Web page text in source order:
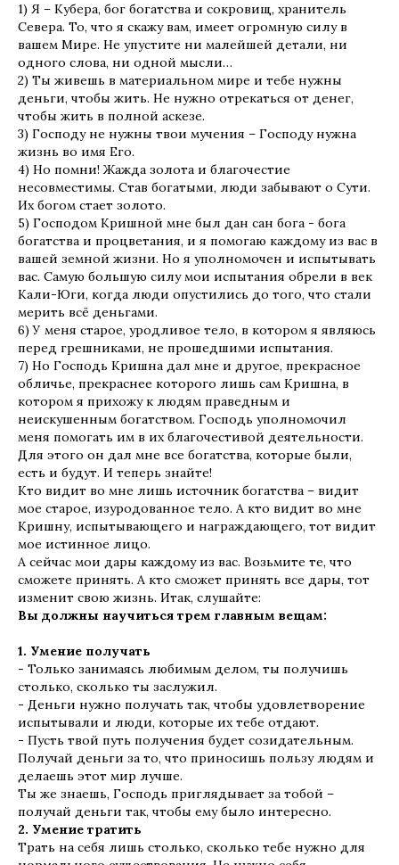
1) Я – Кубера, бог богатства и сокровищ, хранитель
Севера. То, что я скажу вам, имеет огромную силу в
вашем Мире. Не упустите ни малейшей детали, ни
одного слова, ни одной мысли…
2) Ты живешь в материальном мире и тебе нужны
деньги, чтобы жить. Не нужно отрекаться от денег,
чтобы жить в полной аскезе.
3) Господу не нужны твои мучения – Господу нужна
жизнь во имя Его.
4) Но помни! Жажда золота и благочестие
несовместимы. Став богатыми, люди забывают о Сути.
Их богом стает золото.
5) Господом Кришной мне был дан сан бога - бога
богатства и процветания, и я помогаю каждому из вас в
вашей земной жизни. Но я уполномочен и испытывать
вас. Самую большую силу мои испытания обрели в век
Кали-Юги, когда люди опустились до того, что стали
мерить всё деньгами.
6) У меня старое, уродливое тело, в котором я являюсь
перед грешниками, не прошедшими испытания.
7) Но Господь Кришна дал мне и другое, прекрасное
обличье, прекраснее которого лишь сам Кришна, в
котором я прихожу к людям праведным и
неискушенным богатством. Господь уполномочил
меня помогать им в их благочестивой деятельности.
Для этого он дал мне все богатства, которые были,
есть и будут. И теперь знайте!
Кто видит во мне лишь источник богатства – видит
мое старое, изуродованное тело. А кто видит во мне
Кришну, испытывающего и награждающего, тот видит
мое истинное лицо.
А сейчас мои дары каждому из вас. Возьмите те, что
сможете принять. А кто сможет принять все дары, тот
изменит свою жизнь. Итак, слушайте:
Вы должны научиться трем главным вещам:
1. Умение получать
- Только занимаясь любимым делом, ты получишь
столько, сколько ты заслужил.
- Деньги нужно получать так, чтобы удовлетворение
испытывали и люди, которые их тебе отдают.
- Пусть твой путь получения будет созидательным.
Получай деньги за то, что приносишь пользу людям и
делаешь этот мир лучше.
Ты же знаешь, Господь приглядывает за тобой –
получай деньги так, чтобы ему было интересно.
2. Умение тратить
Трать на себя лишь столько, сколько тебе нужно для